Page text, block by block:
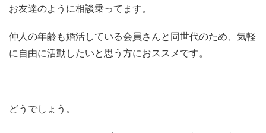
お友達のように相談乗ってます。
仲人の年齢も婚活している会員さんと同世代のため、気軽
に自由に活動したいと思う方におススメです。
どうでしょう。